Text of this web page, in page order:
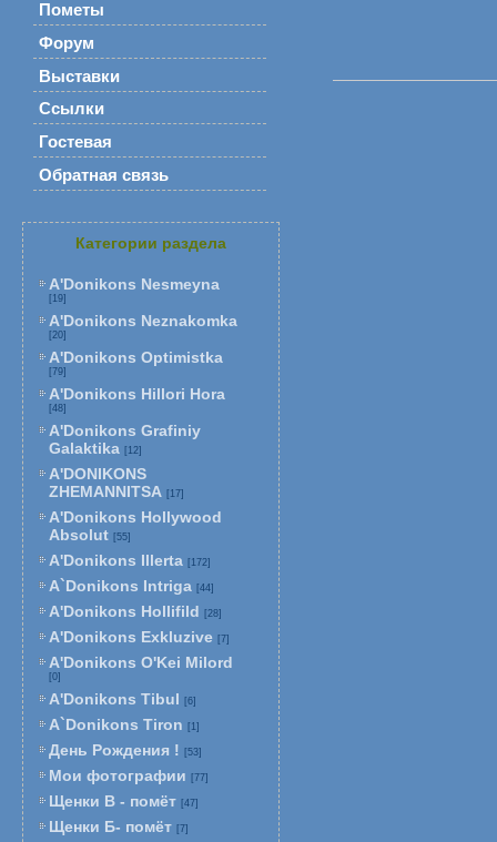
Пометы
Форум
Выставки
Ссылки
Гостевая
Обратная связь
Категории раздела
A'Donikons Nesmeyna
[19]
A'Donikons Neznakomka
[20]
A'Donikons Optimistka
[79]
A'Donikons Hillori Hora
[48]
A'Donikons Grafiniy
Galaktika [12]
A'DONIKONS
ZHEMANNITSA [17]
A'Donikons Hollywood
Absolut [55]
A'Donikons Illerta [172]
A`Donikons Intriga [44]
A'Donikons Hollifild [28]
A'Donikons Exkluzive [7]
A'Donikons O'Kei Milord
[0]
A'Donikons Tibul [6]
A`Donikons Tiron [1]
День Рождения ! [53]
Мои фотографии [77]
Щенки В - помёт [47]
Щенки Б- помёт [7]